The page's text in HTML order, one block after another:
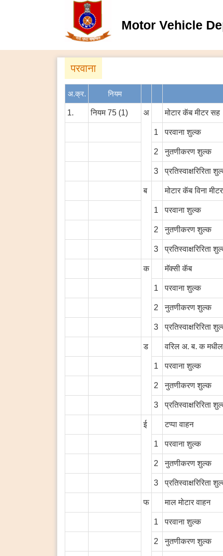
Motor Vehicle
परवाना
अ.क्र. नियम
1. नियम 75 (1) अ मोटार कॅब मीटर सह
1 परवाना शुल्क
2 नुतणीकरण शुल्क
3 प्रतिस्वाक्षरिरिता
ब मोटार कॅब विना
1 परवाना शुल्क
2 नुतणीकरण शुल्क
3 प्रतिस्वाक्षरिरिता
क मॅक्सी कॅब
1 परवाना शुल्क
2 नुतणीकरण शुल्क
3 प्रतिस्वाक्षरिरिता
ड वरिल अ. ब. क मधील
1 परवाना शुल्क
2 नुतणीकरण शुल्क
3 प्रतिस्वाक्षरिरिता
ई टप्पा वाहन
1 परवाना शुल्क
2 नुतणीकरण शुल्क
3 प्रतिस्वाक्षरिरिता
फ माल मोटार वाहन
1 परवाना शुल्क
2 नुतणीकरण शुल्क